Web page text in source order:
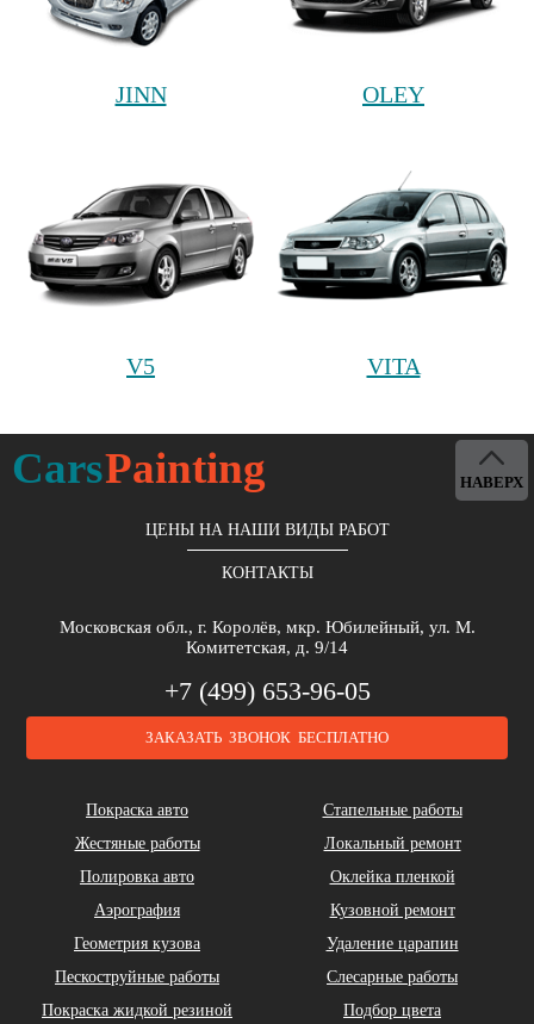
JINN OLEY
V5 VITA
CarsPainting
ЦЕНЫ НА НАШИ ВИДЫ РАБОТ
КОНТАКТЫ
Московская обл., г. Королёв, мкр. Юбилейный, ул. М.
Комитетская, д. 9/14
+7 (499) 653-96-05
ЗАКАЗАТЬ ЗВОНОК БЕСПЛАТНО
Покраска авто
Стапельные работы
Жестяные работы
Локальный ремонт
Полировка авто
Оклейка пленкой
Аэрография
Кузовной ремонт
Геометрия кузова
Удаление царапин
Пескоструйные работы
Слесарные работы
Покраска жидкой резиной
Подбор цвета
НАВЕРХ